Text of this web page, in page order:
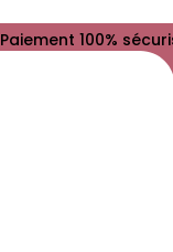
Paiement 100%